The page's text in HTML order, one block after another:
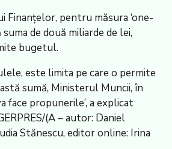
pentru măsura ‘one-
de două miliarde de lei,
bugetul.
este limita pe care o permite
sumă, Ministerul Muncii, în
face propunerile’, a explicat
(A – autor: Daniel
Stănescu, editor online: Irina